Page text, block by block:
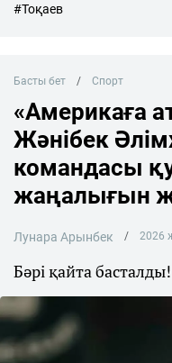
#Тоқаев
Басты бет Спорт
«Америкаға
Жәнібек
командасы
жаңалығын
Лунара Арынбек 2026
Бәрі қайта басталды!